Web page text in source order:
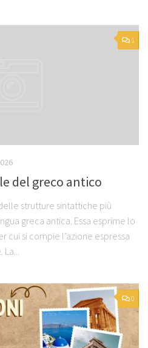
1
del greco antico
strutture sintattiche più
greca antica. Essa esprime lo
cui si compie l’azione espressa
0